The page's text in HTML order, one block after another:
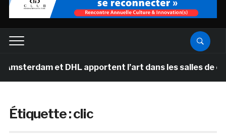
et DHL apportent l’art dans les salles de classe des
Étiquette :clic